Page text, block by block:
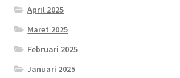
April 2025
Maret 2025
Februari 2025
Januari 2025